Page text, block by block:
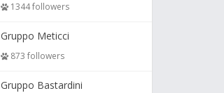
1344 followers
Gruppo Meticci
873 followers
Gruppo Bastardini